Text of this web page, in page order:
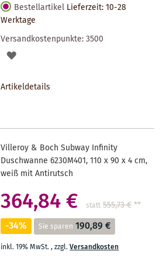
Bestellartikel Lieferzeit: 10-28
Werktage
Versandkostenpunkte:3500
AUF
Artikeldetails
Villeroy & Boch Subway Infinity
Duschwanne 6230M401, 110 x 90 x 4 cm,
weiß mit Antirutsch
364,84 € statt 555,73 €**
-34% Sie sparen 190,89 €
inkl. 19% MwSt.,zzgl.Versandkosten